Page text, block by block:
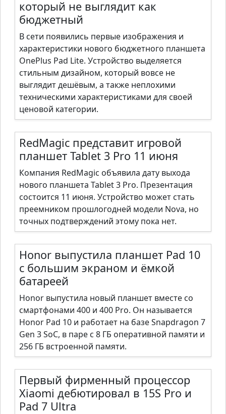
который не выглядит как
бюджетный
В сети появились первые изображения и
характеристики нового бюджетного планшета
OnePlus Pad Lite. Устройство выделяется
стильным дизайном, который вовсе не
выглядит дешёвым, а также неплохими
техническими характеристиками для своей
ценовой категории.
RedMagic представит игровой
планшет Tablet 3 Pro 11 июня
Компания RedMagic объявила дату выхода
нового планшета Tablet 3 Pro. Презентация
состоится 11 июня. Устройство может стать
преемником прошлогодней модели Nova, но
точных подтверждений этому пока нет.
Honor выпустила планшет Pad 10
с большим экраном и ёмкой
батареей
Honor выпустила новый планшет вместе со
смартфонами 400 и 400 Pro. Он называется
Honor Pad 10 и работает на базе Snapdragon 7
Gen 3 SoC, в паре с 8 ГБ оперативной памяти и
256 ГБ встроенной памяти.
Первый фирменный процессор
Xiaomi дебютировал в 15S Pro и
Pad 7 Ultra